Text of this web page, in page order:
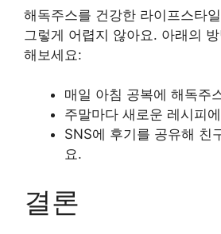
해독주스를 건강한 라이프스타
그렇게 어렵지 않아요. 아래의
해보세요:
매일 아침 공복에 해독주
주말마다 새로운 레시피
SNS에 후기를 공유해 친
요.
결론